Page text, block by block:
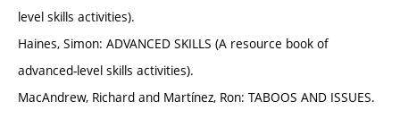
level skills activities).
Haines, Simon: ADVANCED SKILLS (A resource book of
advanced-level skills activities).
MacAndrew, Richard and Martínez, Ron: TABOOS AND ISSUES.